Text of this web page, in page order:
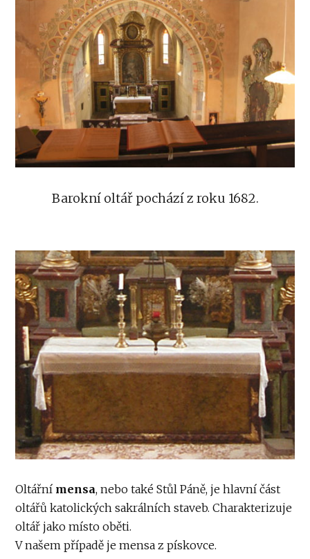
Barokní oltář pochází z roku 1682.
Oltářní mensa, nebo také Stůl Páně, je hlavní část
oltářů katolických sakrálních staveb. Charakterizuje
oltář jako místo oběti.
V našem případě je mensa z pískovce.